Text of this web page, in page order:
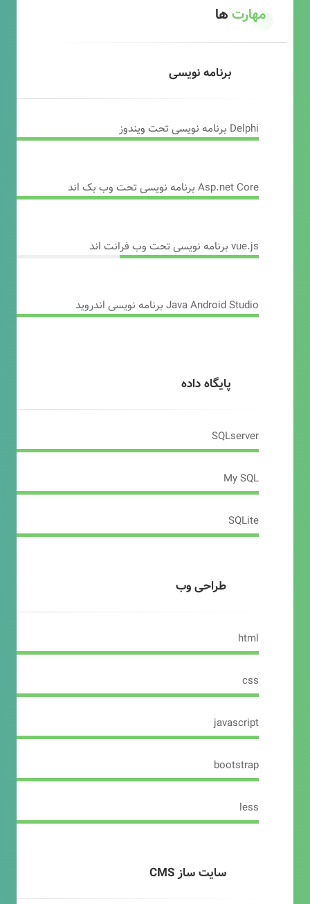
مهارتها
برنامه نویسی
Delphi برنامه نویسی تحت ویندوز
Asp.net Core برنامه نویسی تحت وب بک اند
vue.js برنامه نویسی تحت وب فرانت اند
Java Android Studio برنامه نویسی اندروید
پایگاه داده
SQLserver
My SQL
SQLite
طراحی وب
html
css
javascript
bootstrap
less
سایت ساز CMS